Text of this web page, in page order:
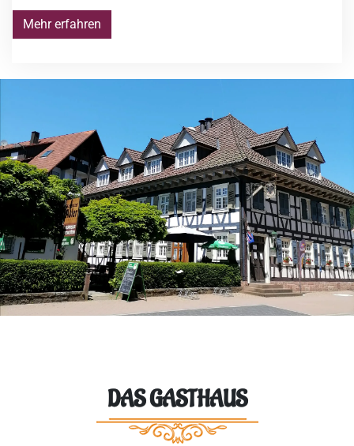
Mehr erfahren
DAS GASTHAUS